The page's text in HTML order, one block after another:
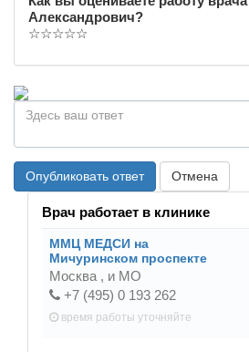
Александрович?
☆☆☆☆☆
Опубликовать ответ Отмена
Врач работает в клинике
ММЦ МЕДСИ на
Мичуринском проспекте
Москва , и МО
+7 (495) 0 193 262
время работы уточняйте